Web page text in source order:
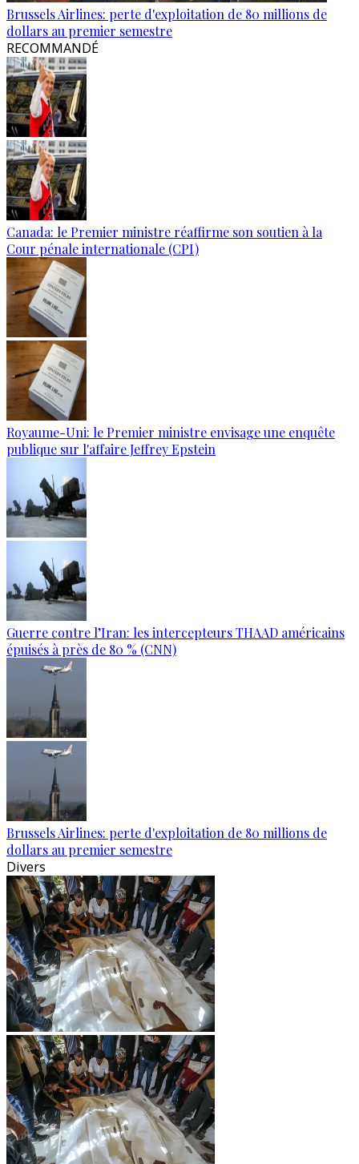
Brussels Airlines: perte d'exploitation de 80 millions de
dollars au premier semestre
RECOMMANDÉ
Canada: le Premier ministre réaffirme son soutien à la
Cour pénale internationale (CPI)
Royaume-Uni: le Premier ministre envisage une enquête
publique sur l'affaire Jeffrey Epstein
Guerre contre l’Iran: les intercepteurs THAAD américains
épuisés à près de 80 % (CNN)
Brussels Airlines: perte d'exploitation de 80 millions de
dollars au premier semestre
Divers